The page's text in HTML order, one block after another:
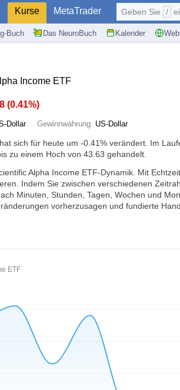
Kurse MetaTrader
Buch Das NeuroBuch Kalender
Geben Sie /
Income ETF
(0.41%)
Dollar Gewinnwährung: US-Dollar
sich für heute um -0.41% verändert. Im
zu einem Hoch von 43.63 gehandelt.
Alpha Income ETF-Dynamik. Mit
Indem Sie zwischen verschiedenen
Minuten, Stunden, Tagen, Wochen und
vorherzusagen und fundierte
ETF